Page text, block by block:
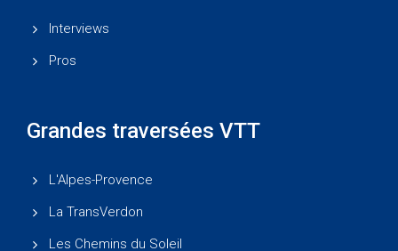
Interviews
Pros
Grandes traversées VTT
L'Alpes-Provence
La TransVerdon
Les Chemins du Soleil